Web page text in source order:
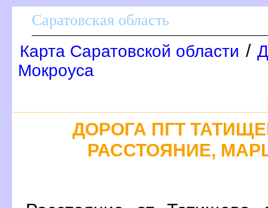
Саратовская область
Карта Саратовской области /
Мокроуса
ДОРОГА ПГТ
РАССТОЯНИЕ,